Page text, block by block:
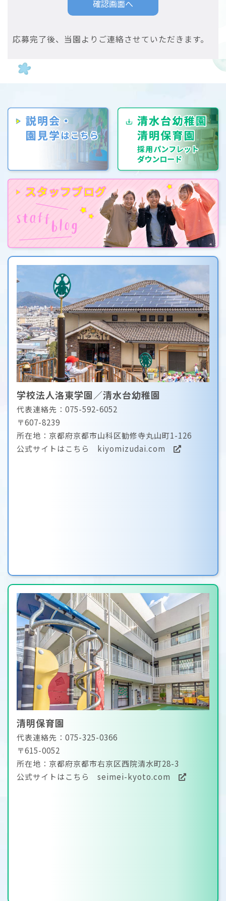
応募完了後、当園よりご連絡させていただきます。
学校法人洛東学園／清水台幼稚園
代表連絡先：075-592-6052
〒607-8239
所在地：京都府京都市山科区勧修寺丸山町1-126
公式サイトはこちら kiyomizudai.com
清明保育園
代表連絡先：075-325-0366
〒615-0052
所在地：京都府京都市右京区西院清水町28-3
公式サイトはこちら seimei-kyoto.com